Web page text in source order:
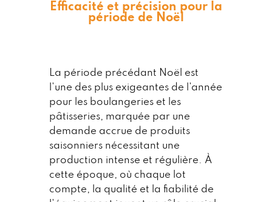
Efficacité et précision pour la
période de Noël
La période précédant Noël est
l'une des plus exigeantes de l'année
pour les boulangeries et les
pâtisseries, marquée par une
demande accrue de produits
saisonniers nécessitant une
production intense et régulière. À
cette époque, où chaque lot
compte, la qualité et la fiabilité de